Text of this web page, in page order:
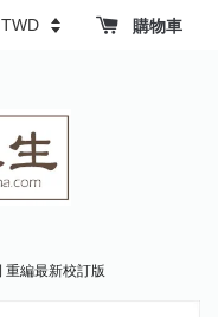
購物車
重編最新校訂版